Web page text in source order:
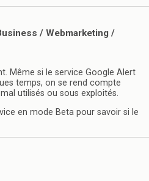
/ Webmarketing /
Même si le service Google Alert
temps, on se rend compte
utilisés ou sous exploités.
en mode Beta pour savoir si le